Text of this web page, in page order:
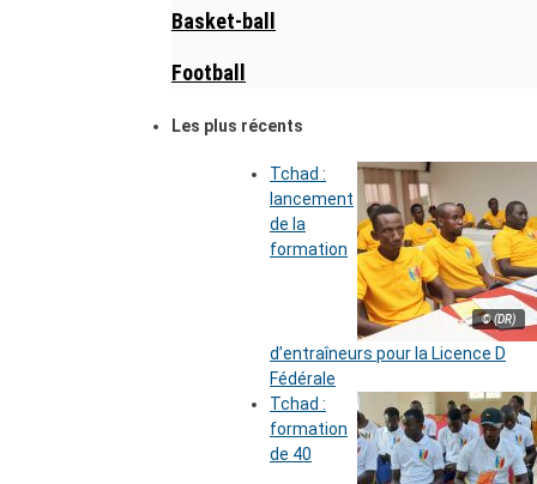
Basket-ball
Football
Les plus récents
© (DR)
Tchad :
lancement
de la
formation
d’entraîneurs pour la Licence D
Fédérale
Tchad :
formation
de 40